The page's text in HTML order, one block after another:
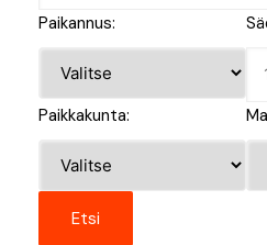
Paikannus:
Paikkakunta: